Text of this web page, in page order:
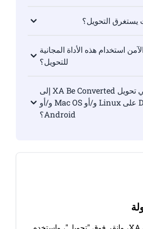
التحويل؟
استخدام هذه الأداة المجانية
للتحويل؟
هل يمكنني تحويل XA Be Converted إلى
تنسيق DTS على Linux و/أو Mac OS و/أو
Android؟